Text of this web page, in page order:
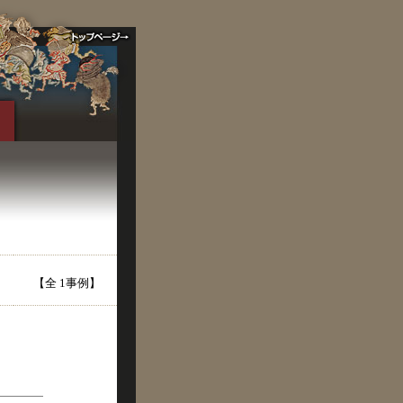
【全 1事例】